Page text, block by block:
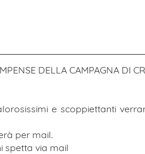
DELLA CAMPAGNA DI
e scoppiettanti
per mail.
spetta via mail